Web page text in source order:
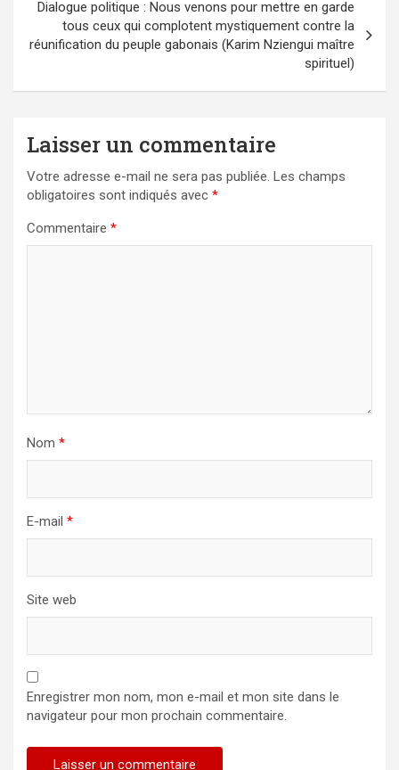
Dialogue politique : Nous venons pour mettre en garde
tous ceux qui complotent mystiquement contre la
réunification du peuple gabonais (Karim Nziengui maître
spirituel)
Laisser un commentaire
Votre adresse e-mail ne sera pas publiée. Les champs
obligatoires sont indiqués avec *
Commentaire *
Nom *
E-mail *
Site web
Enregistrer mon nom, mon e-mail et mon site dans le
navigateur pour mon prochain commentaire.